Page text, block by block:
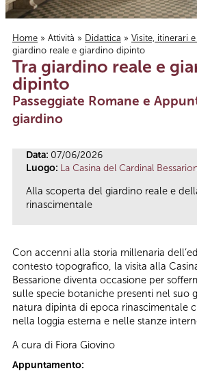
Tu sei qui
Home » Attività » Didattica » Visite, itinerari
giardino reale e giardino dipinto
Tra giardino reale e
dipinto
Passeggiate Romane e
giardino
Data: 07/06/2026
Luogo: La Casina del Cardinal
Alla scoperta del giardino reale e
rinascimentale
Con accenni alla storia millenaria
contesto topografico, la visita alla
Bessarione diventa occasione per
sulle specie botaniche presenti nel suo
natura dipinta di epoca rinascimentale
nella loggia esterna e nelle stanze
A cura di Fiora Giovino
Appuntamento: